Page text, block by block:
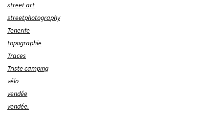
street art
streetphotography
Tenerife
topographie
Traces
Triste camping
vélo
vendée
vendée.